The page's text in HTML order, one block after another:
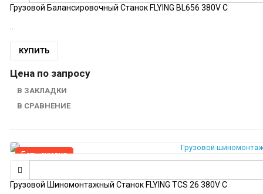
Грузовой Балансировочный Станок FLYING BL656 380V C
КУПИТЬ
Цена по запросу
В ЗАКЛАДКИ
В СРАВНЕНИЕ
Есть скидка
Грузовой Шиномонтажный Станок FLYING TCS 26 380V C